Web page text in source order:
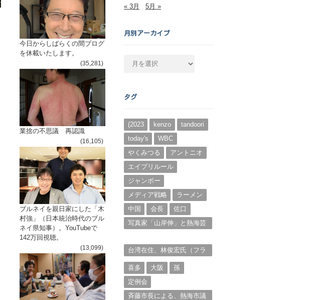
今日からしばらくの間ブログ
を休載いたします。
(35,281)
業捨の不思議 再認識
(16,105)
ブルネイを親日家にした「木
村強」（日本統治時代のブル
ネイ県知事）。YouTubeで
142万回視聴。
(13,099)
« 3月 5月 »
月別アーカイブ
カ
ブ
タグ
(2023 kenzo
tandoori
today's
WBC
やくみつる
アントニオ
エイプリルール
ジャンボー
メディア戦略
ラーメン
中国
会長
佐口
写真家「山岸伸」と熱海芸
台湾在住、林俊宏氏（フラ
喜多
大阪
孫
定例会
斉藤市長による、熱海市議